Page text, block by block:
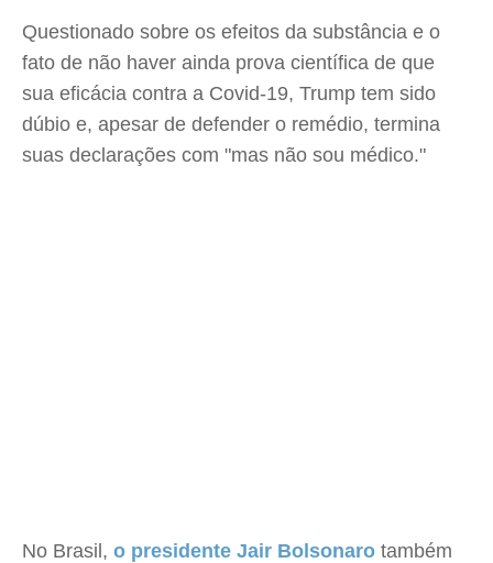
Questionado sobre os efeitos da substância e o
fato de não haver ainda prova científica de que
sua eficácia contra a Covid-19, Trump tem sido
dúbio e, apesar de defender o remédio, termina
suas declarações com "mas não sou médico."
No Brasil, o presidente Jair Bolsonaro também